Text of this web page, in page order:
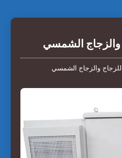
الشمسي
والزجاج الشمسي